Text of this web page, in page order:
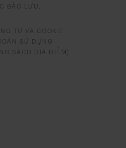
BẢO LƯU.
TƯ VÀ COOKIE
SỬ DỤNG
SÁCH ĐỊA ĐIỂM)